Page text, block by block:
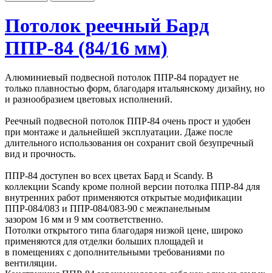
Потолок реечный Бард
ППР-84 (84/16 мм)
Алюминиевый подвесной потолок ППР-84 порадует не
только плавностью форм, благодаря итальянскому дизайну, но
и разнообразием цветовых исполнений.
Реечный подвесной потолок ППР-84 очень прост и удобен
при монтаже и дальнейшей эксплуатации. Даже после
длительного использования он сохранит свой безупречный
вид и прочность.
ППР-84 доступен во всех цветах Бард и Scandy. В
коллекции Scandy кроме полной версии потолка ППР-84 для
внутренних работ применяются открытые модификации
ППР-084/083 и ППР-084/083-90 с межпанельным
зазором 16 мм и 9 мм соответственно.
Потолки открытого типа благодаря низкой цене, широко
применяются для отделки больших площадей и
в помещениях с дополнительными требованиями по
вентиляции.